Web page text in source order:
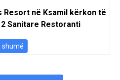
Resort në Ksamil kërkon të
Sanitare Restoranti
shumë